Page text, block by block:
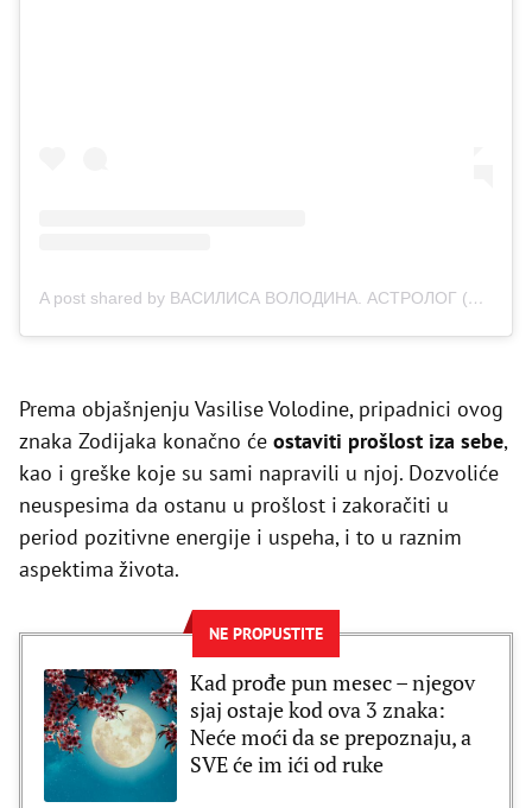
A post shared by ВАСИЛИСА ВОЛОДИНА. АСТРОЛОГ (@vasilisa.volodina)
Prema objašnjenju Vasilise Volodine, pripadnici ovog
znaka Zodijaka konačno će ostaviti prošlost iza sebe,
kao i greške koje su sami napravili u njoj. Dozvoliće
neuspesima da ostanu u prošlost i zakoračiti u
period pozitivne energije i uspeha, i to u raznim
aspektima života.
NE PROPUSTITE
Kad prođe pun mesec – njegov
sjaj ostaje kod ova 3 znaka:
Neće moći da se prepoznaju, a
SVE će im ići od ruke